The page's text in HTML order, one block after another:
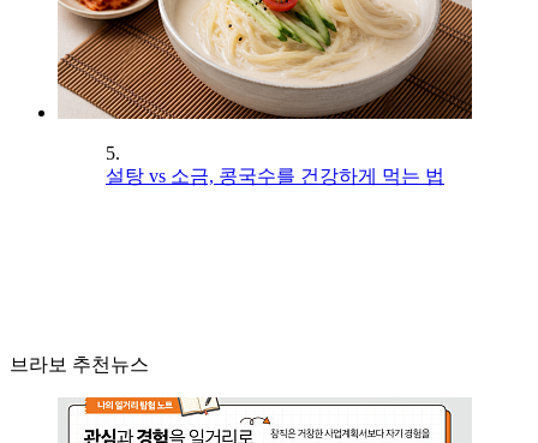
5.
설탕 vs 소금, 콩국수를 건강하게 먹는 법
브라보 추천뉴스